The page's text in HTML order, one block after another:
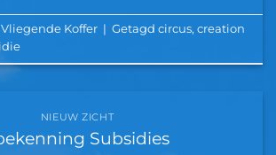
Vliegende Koffer | Getagdcircus,creation
NIEUW ZICHT
Subsidies